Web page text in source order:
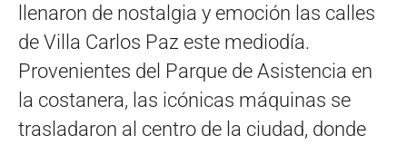
llenaron de nostalgia y emoción las calles
de Villa Carlos Paz este mediodía.
Provenientes del Parque de Asistencia en
la costanera, las icónicas máquinas se
trasladaron al centro de la ciudad, donde